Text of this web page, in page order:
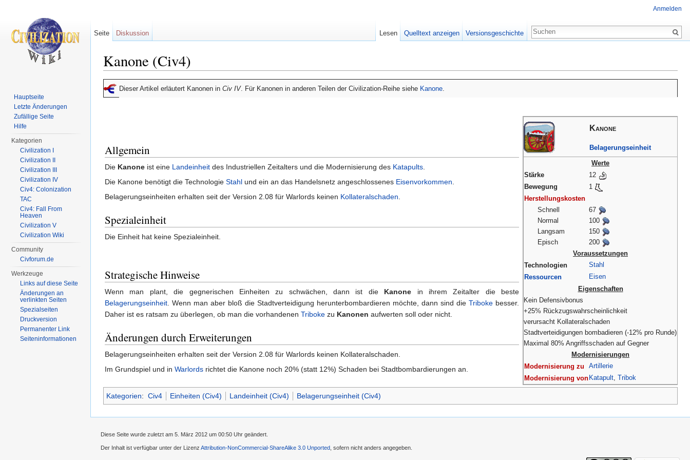
Kanone (Civ4)
Dieser Artikel erläutert Kanonen in Civ IV. Für Kanonen in anderen Teilen der Civilization-Reihe siehe Kanone.
Kanone
Belagerungseinheit
Werte
Stärke
12
Bewegung
1
Herstellungskosten
Schnell
67
Normal
100
Langsam
150
Episch
200
Voraussetzungen
Technologien
Stahl
Ressourcen
Eisen
Eigenschaften
Kein Defensivbonus
+25% Rückzugswahrscheinlichkeit
verursacht Kollateralschaden
Stadtverteidigungen bombadieren (-12% pro Runde)
Maximal 80% Angriffsschaden auf Gegner
Modernisierungen
Modernisierung zu
Artillerie
Modernisierung von Katapult, Tribok
Allgemein
Die Kanone ist eine Landeinheit des Industriellen Zeitalters und die Modernisierung des Katapults.
Die Kanone benötigt die Technologie Stahl und ein an das Handelsnetz angeschlossenes Eisenvorkommen.
Belagerungseinheiten erhalten seit der Version 2.08 für Warlords keinen Kollateralschaden.
Spezialeinheit
Die Einheit hat keine Spezialeinheit.
Strategische Hinweise
Wenn man plant, die gegnerischen Einheiten zu schwächen, dann ist die Kanone in ihrem Zeitalter die beste
Belagerungseinheit. Wenn man aber bloß die Stadtverteidigung herunterbombardieren möchte, dann sind die Triboke besser.
Daher ist es ratsam zu überlegen, ob man die vorhandenen Triboke zu Kanonen aufwerten soll oder nicht.
Änderungen durch Erweiterungen
Belagerungseinheiten erhalten seit der Version 2.08 für Warlords keinen Kollateralschaden.
Im Grundspiel und in Warlords richtet die Kanone noch 20% (statt 12%) Schaden bei Stadtbombardierungen an.
Kategorien: Civ4 Einheiten (Civ4) Landeinheit (Civ4) Belagerungseinheit (Civ4)
Anmelden
Seite Diskussion Lesen Quelltext anzeigen Versionsgeschichte
Hauptseite
Letzte Änderungen
Zufällige Seite
Hilfe
Kategorien
Civilization I
Civilization II
Civilization III
Civilization IV
Civ4: Colonization
TAC
Civ4: Fall From
Heaven
Civilization V
Civilization Wiki
Community
Civforum.de
Werkzeuge
Links auf diese Seite
Änderungen an
verlinkten Seiten
Spezialseiten
Druckversion
Permanenter Link
Seiten­informationen
Diese Seite wurde zuletzt am 5. März 2012 um 00:50 Uhr geändert.
Der Inhalt ist verfügbar unter der Lizenz Attribution-NonCommercial-ShareAlike 3.0 Unported , sofern nicht anders angegeben.